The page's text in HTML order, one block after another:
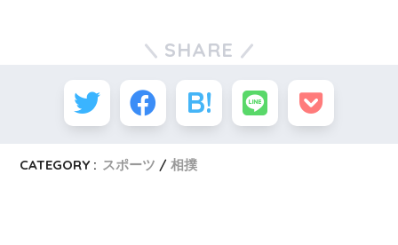
SHARE
CATEGORY : スポーツ 相撲